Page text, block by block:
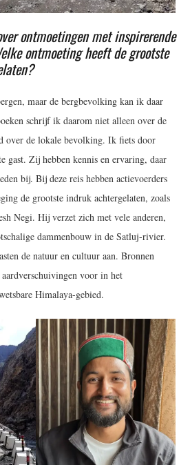
ontmoetingen met inspirerende
ontmoeting heeft de grootste
maar de bergbevolking kan ik daar
schrijf ik daarom niet alleen over de
over de lokale bevolking. Ik fiets door
gast. Zij hebben kennis en ervaring, daar
bij. Bij deze reis hebben actievoerders
de grootste indruk achtergelaten, zoals
Negi. Hij verzet zich met vele anderen,
dammenbouw in de Satluj-rivier.
de natuur en cultuur aan. Bronnen
voor in het
Himalaya-gebied.